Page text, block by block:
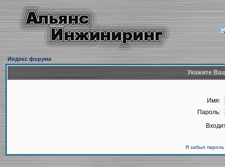
Индекс форума
Укажите
Имя:
Пароль:
Я забыл пароль